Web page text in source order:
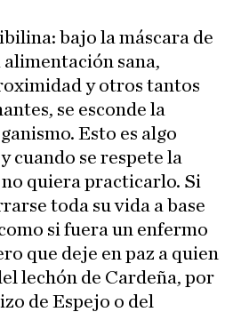
bajo la máscara de
sana,
y otros tantos
se esconde la
Esto es algo
cuando se respete la
quiera practicarlo. Si
toda su vida a base
si fuera un enfermo
que deje en paz a quien
lechón de Cardeña, por
de Espejo o del